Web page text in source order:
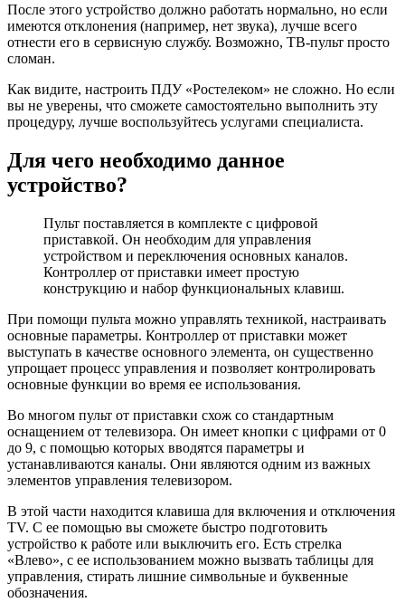
После этого устройство должно работать нормально, но если
имеются отклонения (например, нет звука), лучше всего
отнести его в сервисную службу. Возможно, ТВ-пульт просто
сломан.
Как видите, настроить ПДУ «Ростелеком» не сложно. Но если
вы не уверены, что сможете самостоятельно выполнить эту
процедуру, лучше воспользуйтесь услугами специалиста.
Для чего необходимо данное
устройство?
Пульт поставляется в комплекте с цифровой
приставкой. Он необходим для управления
устройством и переключения основных каналов.
Контроллер от приставки имеет простую
конструкцию и набор функциональных клавиш.
При помощи пульта можно управлять техникой, настраивать
основные параметры. Контроллер от приставки может
выступать в качестве основного элемента, он существенно
упрощает процесс управления и позволяет контролировать
основные функции во время ее использования.
Во многом пульт от приставки схож со стандартным
оснащением от телевизора. Он имеет кнопки с цифрами от 0
до 9, с помощью которых вводятся параметры и
устанавливаются каналы. Они являются одним из важных
элементов управления телевизором.
В этой части находится клавиша для включения и отключения
TV. С ее помощью вы сможете быстро подготовить
устройство к работе или выключить его. Есть стрелка
«Влево», с ее использованием можно вызвать таблицы для
управления, стирать лишние символьные и буквенные
обозначения.